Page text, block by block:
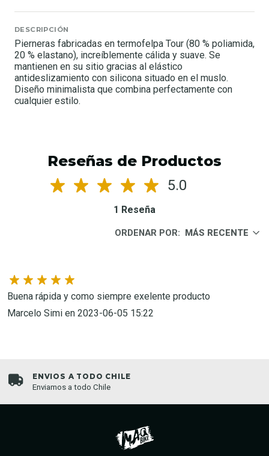
DESCRIPCIÓN
Pierneras fabricadas en termofelpa Tour (80 % poliamida,
20 % elastano), increíblemente cálida y suave. Se
mantienen en su sitio gracias al elástico
antideslizamiento con silicona situado en el muslo.
Diseño minimalista que combina perfectamente con
cualquier estilo.
Reseñas de Productos
5.0
1 Reseña
ORDENAR POR: MÁS RECENTE
Marcelo Simi en 2023-06-05 15:22
ENVIOS A TODO CHILE
Enviamos a todo Chile